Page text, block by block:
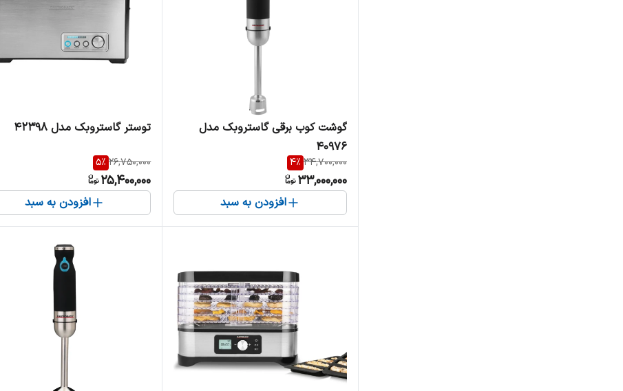
گوشت کوب برقی گاستروبک مدل
40976
34,700,000
4%
33,000,000
افزودن به سبد
توستر گاستروبک مدل 42398
26,750,000
5%
25,400,000
افزودن به سبد